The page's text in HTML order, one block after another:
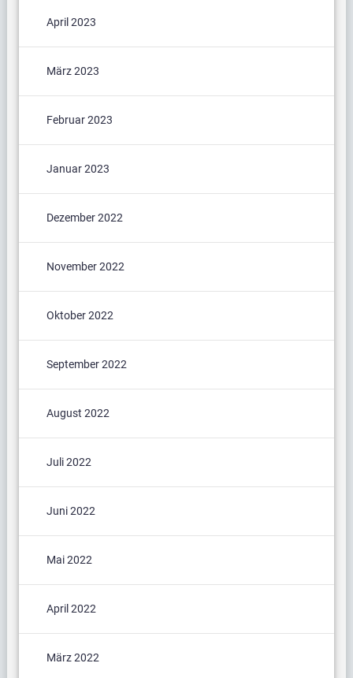
April 2023
März 2023
Februar 2023
Januar 2023
Dezember 2022
November 2022
Oktober 2022
September 2022
August 2022
Juli 2022
Juni 2022
Mai 2022
April 2022
März 2022